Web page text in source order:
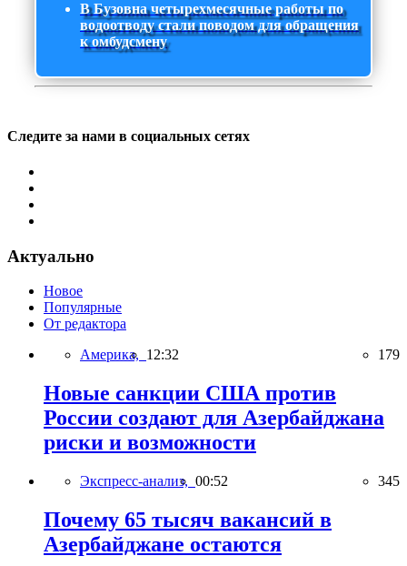
В Бузовна четырехмесячные работы по
водоотводу стали поводом для обращения
к омбудсмену
Следите за нами в социальных сетях
Актуально
Новое
Популярные
От редактора
Америка, 12:32 179
Новые санкции США против
России создают для Азербайджана
риски и возможности
Экспресс-анализ, 00:52 345
Почему 65 тысяч вакансий в
Азербайджане остаются